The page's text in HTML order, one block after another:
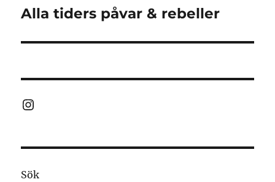
Nästa
Alla tiders påvar & rebeller
Instagram
Sök